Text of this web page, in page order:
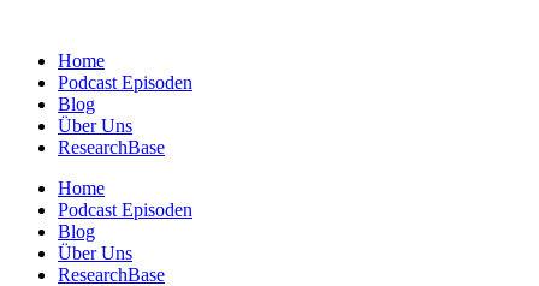
springenHome
Podcast Episoden
Blog
Über Uns
ResearchBase
Home
Podcast Episoden
Blog
Über Uns
ResearchBase